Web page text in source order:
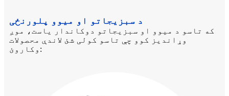
د سبزیجاتو او میوو پلورنځی
که تاسو د میوو او سبزیجاتو دوکاندار یاست، موږ
وړاندیز کوو چې تاسو کولی شئ لاندې محصولات
وکاروئ: